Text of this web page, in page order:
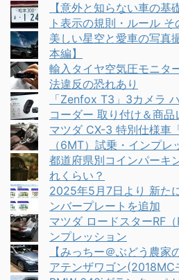
【意外と知らない車の
ト表示の規則・ルール そ
美しい星空と愛車の写真
本編】
輸入タイヤ空気圧モニタ
法違反の恐れあり
「Zenfox T3」3カメラ
コーダー 取り付け＆商品
マツダ CX-3 特別仕様車
（6MT）試乗・インプレ
都道府県別コインパーキ
れくらい？
2025年5月7日より 新た
ンバープレートを追加
マツダ ロードスターRF
ンプレッション
【みっちー＠ぶどう農
アテンザワゴン(2018MC